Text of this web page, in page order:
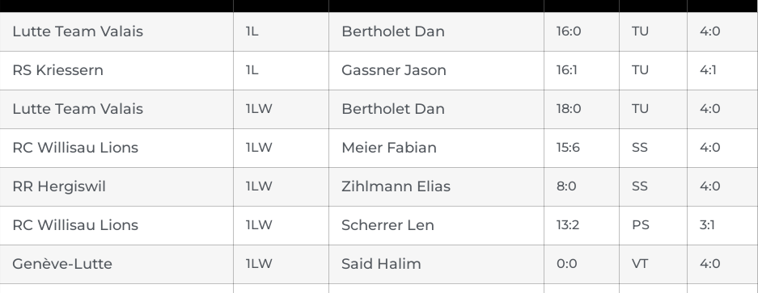
Lutte Team Valais 1L Bertholet Dan 16:0 TU 4:0
RS Kriessern 1L Gassner Jason 16:1 TU 4:1
Lutte Team Valais 1LW Bertholet Dan 18:0 TU 4:0
RC Willisau Lions 1LW Meier Fabian 15:6 SS 4:0
RR Hergiswil 1LW Zihlmann Elias 8:0 SS 4:0
RC Willisau Lions 1LW Scherrer Len 13:2 PS 3:1
Genève-Lutte 1LW Said Halim 0:0 VT 4:0